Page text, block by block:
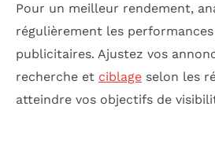
Pour un meilleur rendement,
régulièrement les
publicitaires. Ajustez vos
recherche et ciblage selon les
atteindre vos objectifs de